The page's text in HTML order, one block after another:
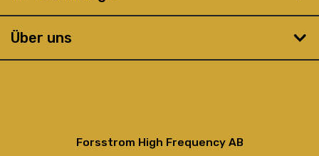
Über uns
Forsstrom High Frequency AB